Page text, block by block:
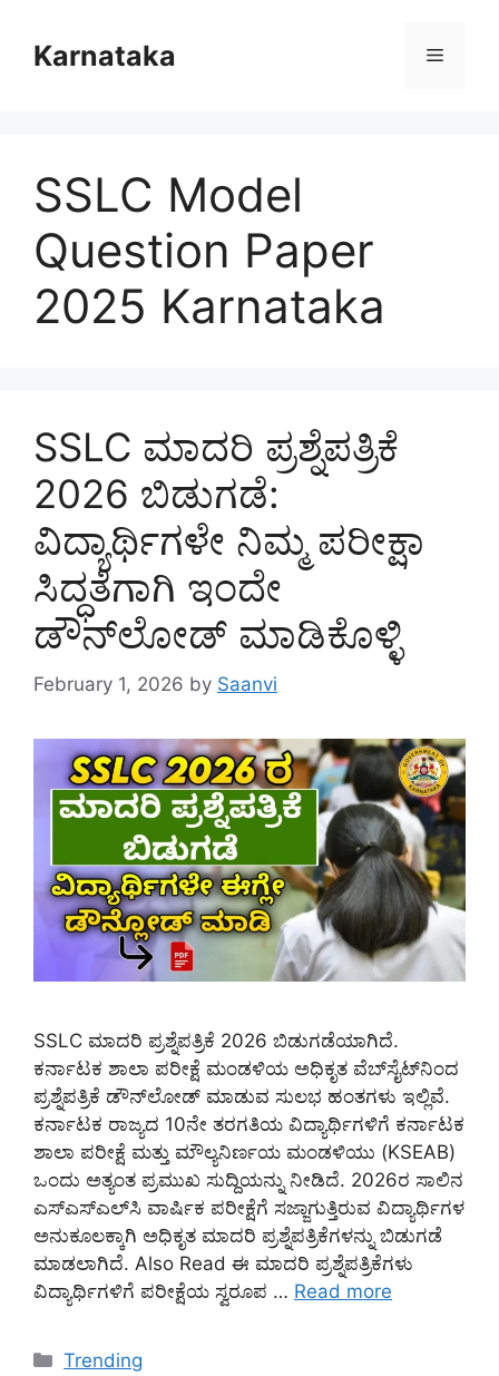
contentKarnataka Menu
SSLC Model
Question Paper
2025 Karnataka
SSLC ಮಾದರಿ ಪ್ರಶ್ನೆಪತ್ರಿಕೆ
2026 ಬಿಡುಗಡೆ:
ವಿದ್ಯಾರ್ಥಿಗಳೇ ನಿಮ್ಮ ಪರೀಕ್ಷಾ
ಸಿದ್ಧತೆಗಾಗಿ ಇಂದೇ
ಡೌನ್‌ಲೋಡ್ ಮಾಡಿಕೊಳ್ಳಿ
February 1, 2026 by Saanvi
SSLC ಮಾದರಿ ಪ್ರಶ್ನೆಪತ್ರಿಕೆ 2026 ಬಿಡುಗಡೆಯಾಗಿದೆ.
ಕರ್ನಾಟಕ ಶಾಲಾ ಪರೀಕ್ಷೆ ಮಂಡಳಿಯ ಅಧಿಕೃತ ವೆಬ್‌ಸೈಟ್‌ನಿಂದ
ಪ್ರಶ್ನೆಪತ್ರಿಕೆ ಡೌನ್‌ಲೋಡ್ ಮಾಡುವ ಸುಲಭ ಹಂತಗಳು ಇಲ್ಲಿವೆ.
ಕರ್ನಾಟಕ ರಾಜ್ಯದ 10ನೇ ತರಗತಿಯ ವಿದ್ಯಾರ್ಥಿಗಳಿಗೆ ಕರ್ನಾಟಕ
ಶಾಲಾ ಪರೀಕ್ಷೆ ಮತ್ತು ಮೌಲ್ಯನಿರ್ಣಯ ಮಂಡಳಿಯು (KSEAB)
ಒಂದು ಅತ್ಯಂತ ಪ್ರಮುಖ ಸುದ್ದಿಯನ್ನು ನೀಡಿದೆ. 2026ರ ಸಾಲಿನ
ಎಸ್‌ಎಸ್‌ಎಲ್‌ಸಿ ವಾರ್ಷಿಕ ಪರೀಕ್ಷೆಗೆ ಸಜ್ಜಾಗುತ್ತಿರುವ ವಿದ್ಯಾರ್ಥಿಗಳ
ಅನುಕೂಲಕ್ಕಾಗಿ ಅಧಿಕೃತ ಮಾದರಿ ಪ್ರಶ್ನೆಪತ್ರಿಕೆಗಳನ್ನು ಬಿಡುಗಡೆ
ಮಾಡಲಾಗಿದೆ. Also Read ಈ ಮಾದರಿ ಪ್ರಶ್ನೆಪತ್ರಿಕೆಗಳು
ವಿದ್ಯಾರ್ಥಿಗಳಿಗೆ ಪರೀಕ್ಷೆಯ ಸ್ವರೂಪ … Read more
Categories
Trending